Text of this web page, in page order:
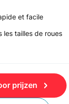
et facile
les tailles de roues
prijzen